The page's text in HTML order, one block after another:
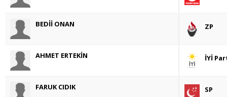
BEDİİ ONAN ZP
AHMET ERTEKİN İYİ
FARUK CIDIK SP